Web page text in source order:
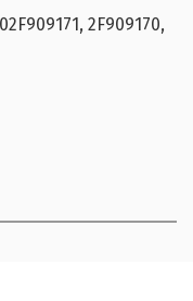
2F909170,